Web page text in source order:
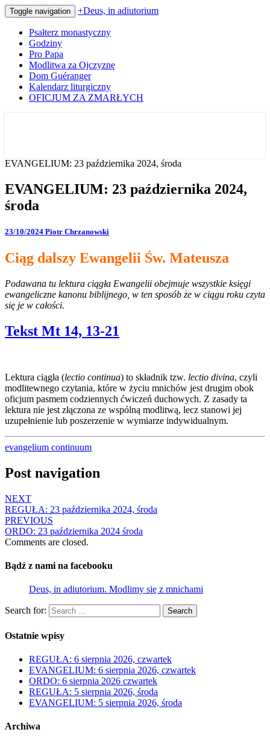
Toggle navigation +Deus, in adiutorium
Psałterz monastyczny
Godziny
Pro Papa
Modlitwa za Ojczyznę
Dom Guéranger
Kalendarz liturgiczny
OFICJUM ZA ZMARŁYCH
EVANGELIUM: 23 października 2024, środa
EVANGELIUM: 23 października 2024,
środa
23/10/2024 Piotr Chrzanowski
Ciąg dalszy Ewangelii Św. Mateusza
Podawana tu lektura ciągła Ewangelii obejmuje wszystkie księgi
ewangeliczne kanonu biblijnego, w ten sposób że w ciągu roku czyta
się je w całości.
Tekst Mt 14, 13-21
Lektura ciągła (lectio continua) to składnik tzw. lectio divina, czyli
modlitewnego czytania, które w życiu mnichów jest drugim obok
oficjum pasmem codziennych ćwiczeń duchowych. Z zasady ta
lektura nie jest złączona ze wspólną modlitwą, lecz stanowi jej
uzupełnienie lub poszerzenie w wymiarze indywidualnym.
evangelium continuum
Post navigation
NEXT
REGUŁA: 23 października 2024, środa
PREVIOUS
ORDO: 23 października 2024 środa
Comments are closed.
Bądź z nami na facebooku
Deus, in adiutorium. Modlimy się z mnichami
Search for: Search
Ostatnie wpisy
REGUŁA: 6 sierpnia 2026, czwartek
EVANGELIUM: 6 sierpnia 2026, czwartek
ORDO: 6 sierpnia 2026 czwartek
REGUŁA: 5 sierpnia 2026, środa
EVANGELIUM: 5 sierpnia 2026, środa
Archiwa